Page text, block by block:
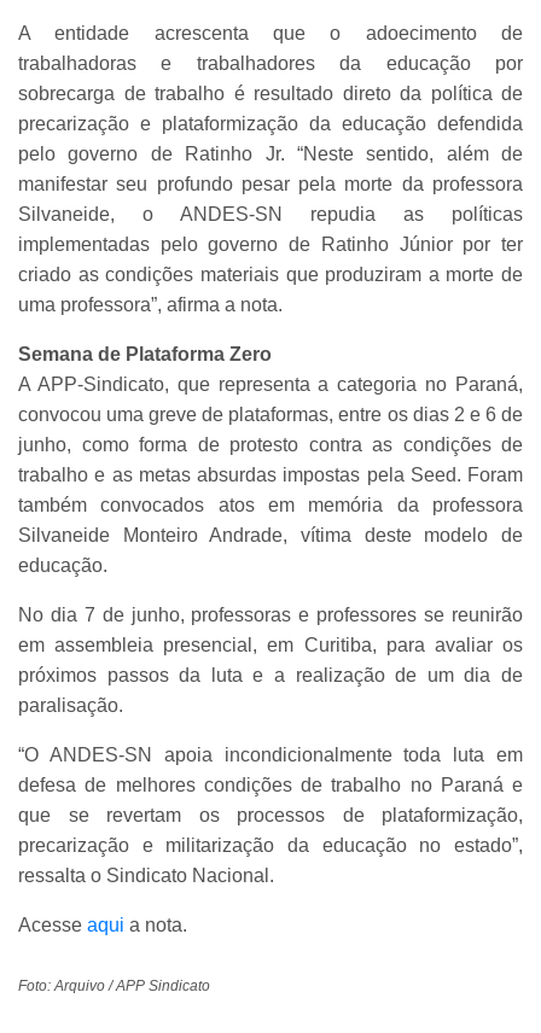
A entidade acrescenta que o adoecimento de
trabalhadoras e trabalhadores da educação por
sobrecarga de trabalho é resultado direto da política de
precarização e plataformização da educação defendida
pelo governo de Ratinho Jr. “Neste sentido, além de
manifestar seu profundo pesar pela morte da professora
Silvaneide, o ANDES-SN repudia as políticas
implementadas pelo governo de Ratinho Júnior por ter
criado as condições materiais que produziram a morte de
uma professora”, afirma a nota.
Semana de Plataforma Zero
A APP-Sindicato, que representa a categoria no Paraná,
convocou uma greve de plataformas, entre os dias 2 e 6 de
junho, como forma de protesto contra as condições de
trabalho e as metas absurdas impostas pela Seed. Foram
também convocados atos em memória da professora
Silvaneide Monteiro Andrade, vítima deste modelo de
educação.
No dia 7 de junho, professoras e professores se reunirão
em assembleia presencial, em Curitiba, para avaliar os
próximos passos da luta e a realização de um dia de
paralisação.
“O ANDES-SN apoia incondicionalmente toda luta em
defesa de melhores condições de trabalho no Paraná e
que se revertam os processos de plataformização,
precarização e militarização da educação no estado”,
ressalta o Sindicato Nacional.
Acesse aqui a nota.
Foto: Arquivo / APP Sindicato